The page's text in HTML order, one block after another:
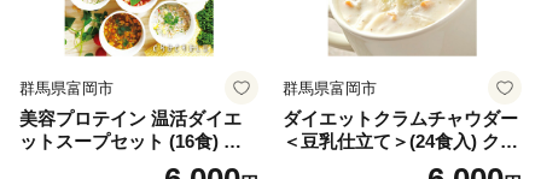
群馬県富岡市
美容プロテイン 温活ダイエ
ットスープセット (16食) 小
分け スープ 食べ比べ セット
群馬県富岡市
ダイエットクラムチャウダー
＜豆乳仕立て＞(24食入) クラ
ムチャウダー 豆乳 ダイエッ